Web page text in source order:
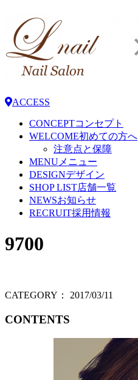
ACCESS
CONCEPTコンセプト
WELCOME初めての方へ
注意点と保障
MENU メニュー
DESIGNデザイン
SHOP LIST店舗一覧
NEWSお知らせ
RECRUIT採用情報
9700
CATEGORY： 2017/03/11
CONTENTS